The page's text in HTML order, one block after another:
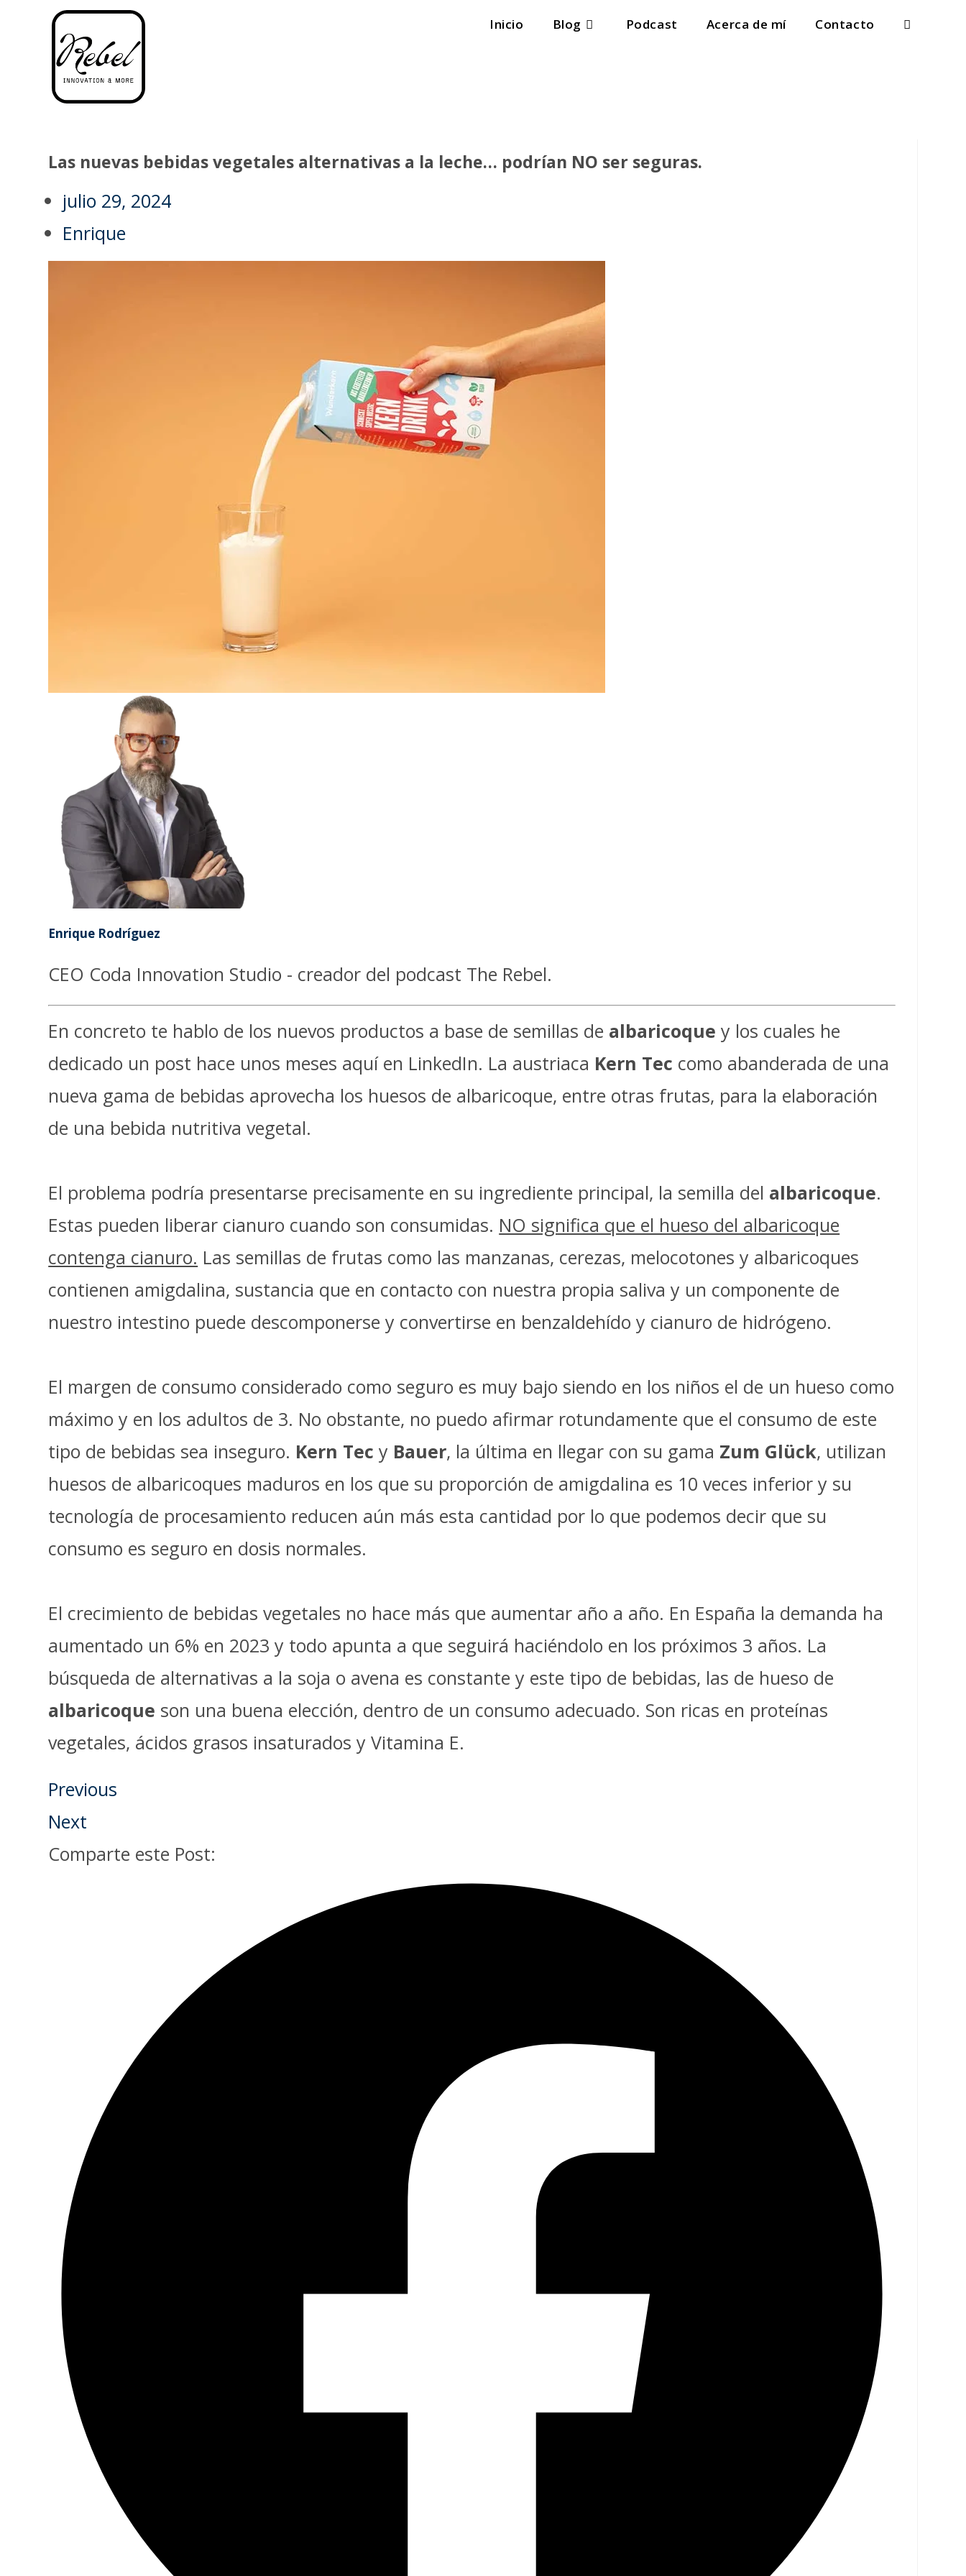
Inicio Blog Podcast Acerca de mí Contacto
Las nuevas bebidas vegetales alternativas a la leche… podrían NO ser seguras.
julio 29, 2024
Enrique
Enrique Rodríguez
CEO Coda Innovation Studio - creador del podcast The Rebel.
En concreto te hablo de los nuevos productos a base de semillas de albaricoque y los cuales he
dedicado un post hace unos meses aquí en LinkedIn. La austriaca Kern Tec como abanderada de una
nueva gama de bebidas aprovecha los huesos de albaricoque, entre otras frutas, para la elaboración
de una bebida nutritiva vegetal.
El problema podría presentarse precisamente en su ingrediente principal, la semilla del albaricoque.
Estas pueden liberar cianuro cuando son consumidas. NO significa que el hueso del albaricoque
contenga cianuro. Las semillas de frutas como las manzanas, cerezas, melocotones y albaricoques
contienen amigdalina, sustancia que en contacto con nuestra propia saliva y un componente de
nuestro intestino puede descomponerse y convertirse en benzaldehído y cianuro de hidrógeno.
El margen de consumo considerado como seguro es muy bajo siendo en los niños el de un hueso como
máximo y en los adultos de 3. No obstante, no puedo afirmar rotundamente que el consumo de este
tipo de bebidas sea inseguro. Kern Tec y Bauer, la última en llegar con su gama Zum Glück, utilizan
huesos de albaricoques maduros en los que su proporción de amigdalina es 10 veces inferior y su
tecnología de procesamiento reducen aún más esta cantidad por lo que podemos decir que su
consumo es seguro en dosis normales.
El crecimiento de bebidas vegetales no hace más que aumentar año a año. En España la demanda ha
aumentado un 6% en 2023 y todo apunta a que seguirá haciéndolo en los próximos 3 años. La
búsqueda de alternativas a la soja o avena es constante y este tipo de bebidas, las de hueso de
albaricoque son una buena elección, dentro de un consumo adecuado. Son ricas en proteínas
vegetales, ácidos grasos insaturados y Vitamina E.
Previous
Next
Comparte este Post: